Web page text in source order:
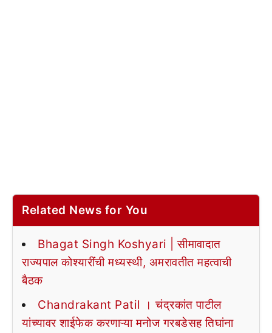
Related News for You
Bhagat Singh Koshyari | सीमावादात
राज्यपाल कोश्यारींची मध्यस्थी, अमरावतीत महत्वाची
बैठक
Chandrakant Patil । चंद्रकांत पाटील
यांच्यावर शाईफेक करणाऱ्या मनोज गरबडेसह तिघांना